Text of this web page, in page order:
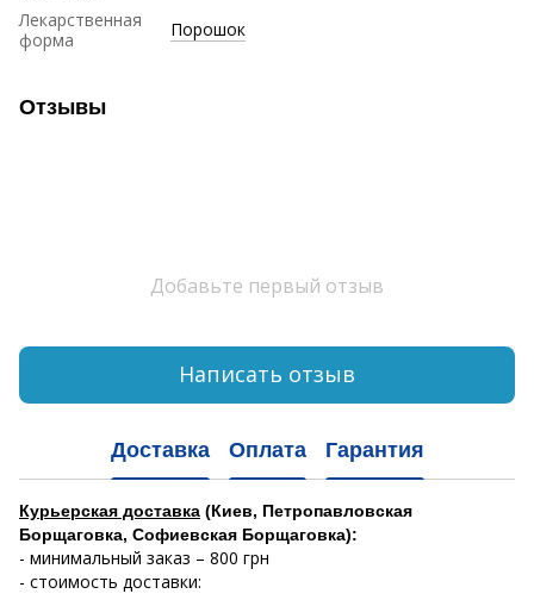
Лекарственная
форма
Порошок
Отзывы
Добавьте первый отзыв
Написать отзыв
Доставка Оплата Гарантия
Курьерская доставка (Киев, Петропавловская
Борщаговка, Софиевская Борщаговка):
- минимальный заказ – 800 грн
- стоимость доставки: